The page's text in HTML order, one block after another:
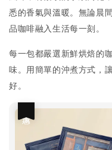
悉的香氣與溫暖。無論晨
品咖啡融入生活每一刻。
每一包都嚴選新鮮烘焙的
味。用簡單的沖煮方式，
好。